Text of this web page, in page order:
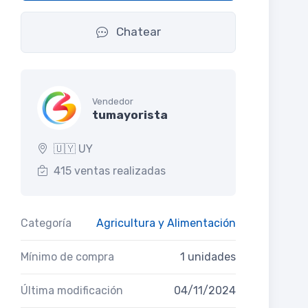
Chatear
Vendedor
tumayorista
🇺🇾 UY
415 ventas realizadas
Categoría Agricultura y Alimentación
Mínimo de compra 1 unidades
Última modificación 04/11/2024